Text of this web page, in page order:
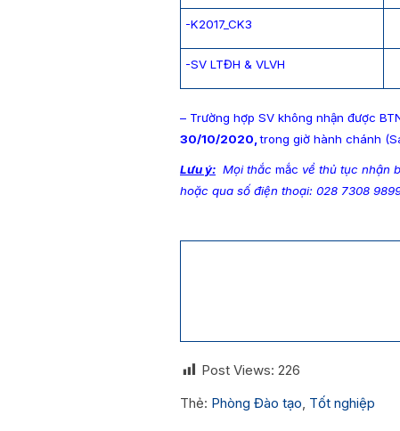
-K2017_CK3
-SV LTĐH & VLVH
– Trường hợp SV không nhận được
30/10/2020,trong giờ hành chánh
Lưu ý: Mọi thắc mắc về thủ tục nhận
hoặc qua số điện thoại: 028 7308
Post Views: 226
Thẻ: Phòng Đào tạo, Tốt nghiệp